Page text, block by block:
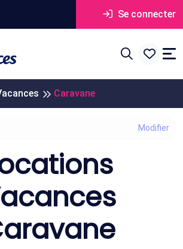
Se connecter
Caravane